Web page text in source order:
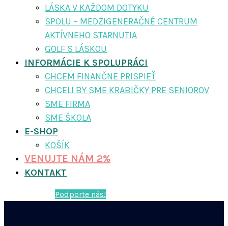
LÁSKA V KAŽDOM DOTYKU
SPOLU – MEDZIGENERAČNÉ CENTRUM
AKTÍVNEHO STARNUTIA
GOLF S LÁSKOU
INFORMÁCIE K SPOLUPRÁCI
CHCEM FINANČNE PRISPIEŤ
CHCELI BY SME KRABIČKY PRE SENIOROV
SME FIRMA
SME ŠKOLA
E-SHOP
KOŠÍK
VENUJTE NÁM 2%
KONTAKT
Podporte nás!